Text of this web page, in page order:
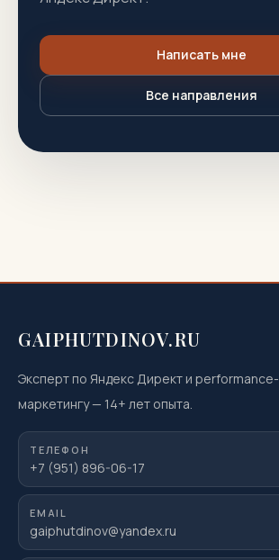
Написать мне
Все направления
GAIPHUTDINOV.RU
Эксперт по Яндекс Директ и performance-
маркетингу— 14+ лет опыта.
ТЕЛЕФОН
+7 (951) 896-06-17
EMAIL
gaiphutdinov@yandex.ru